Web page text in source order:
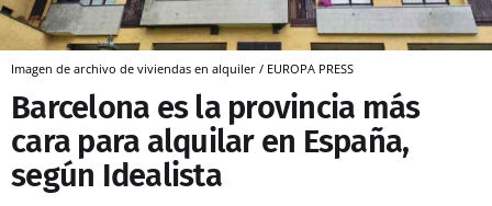
Imagen de archivo de viviendas en alquiler / EUROPA PRESS
Barcelona es la provincia más
cara para alquilar en España,
según Idealista